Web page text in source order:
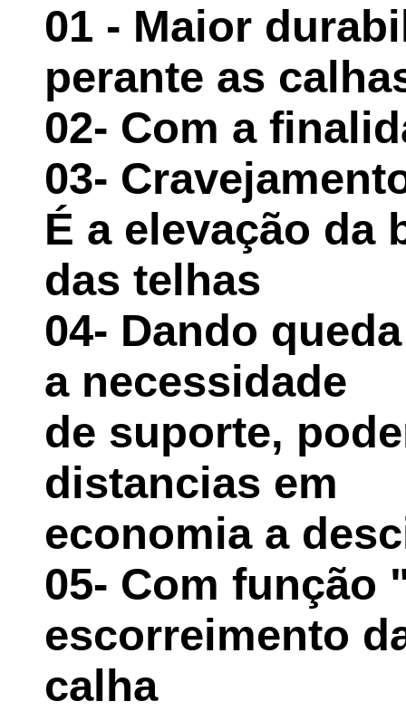
01 - Maior
perante as
02- Com a
03-
É a elevação da
das telhas
04- Dando
a necessidade
de suporte,
distancias em
economia a
05- Com função
escorreimento
calha